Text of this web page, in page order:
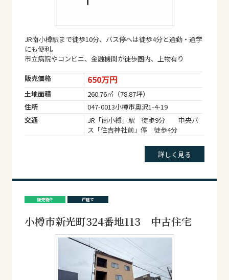
JR南小樽駅まで徒歩10分、バス停へは徒歩4分と通勤・通学
にも便利。
市立病院やコンビニ、金融機関が徒歩圏内、上物有り
販売価格 650万円
土地面積
260.76㎡（78.87坪）
住所
047-0013小樽市奥沢1-4-19
交通
JR「南小樽」駅 徒歩9分 中央バ
ス「住吉神社前」停 徒歩4分
詳しく見る
販売物件 戸建て
小樽市新光町324番地113 中古住宅